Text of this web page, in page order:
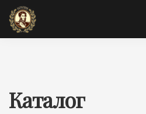
Каталог